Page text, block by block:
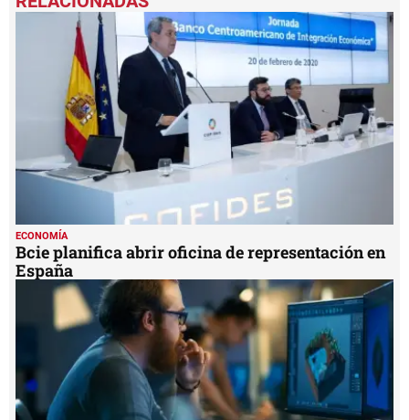
of
ECONOMÍA
Bcie planifica abrir oficina de representación en
España